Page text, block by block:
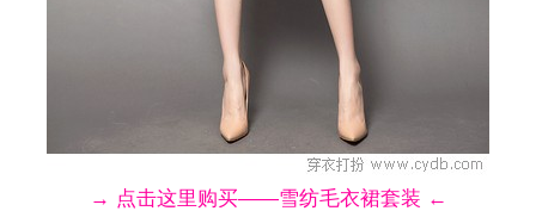
→ 点击这里购买——雪纺毛衣裙套装 ←